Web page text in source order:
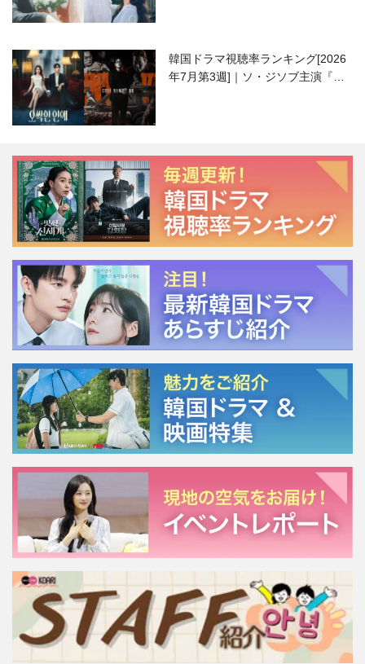
韓国ドラマ視聴率ランキング[2026
年7月第3週]｜ソ・ジソブ主演『エ